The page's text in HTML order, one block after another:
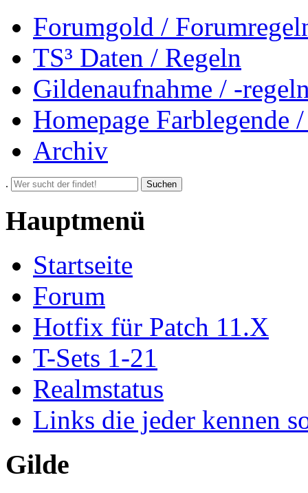
Forumgold /
TS³ Daten / Regeln
Gildenaufnahme / -
Homepage Farblegende
Archiv
. Suchen
Hauptmenü
Startseite
Forum
Hotfix für Patch 11.X
T-Sets 1-21
Realmstatus
Links die jeder kennen
Gilde